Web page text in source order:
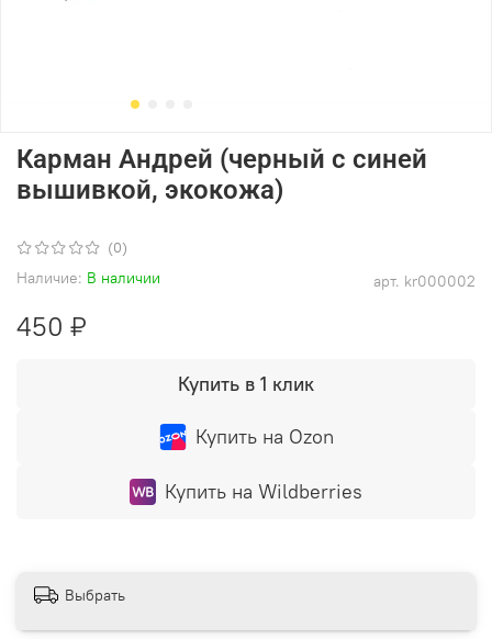
(0)
арт. kr000002
Наличие: В наличии
Карман Андрей (черный с синей
вышивкой, экокожа)
450 ₽
Купить в 1 клик
Купить на Ozon
Купить на Wildberries
Выбрать